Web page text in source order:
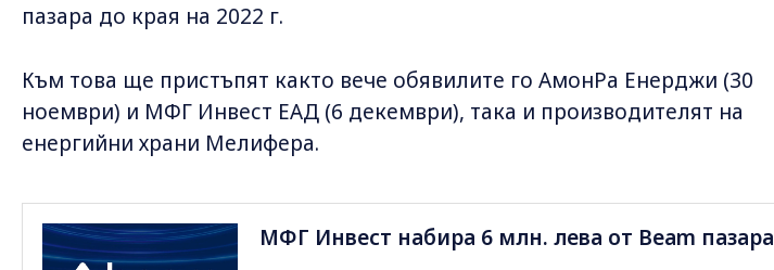
пазара до края на 2022 г.
Към това ще пристъпят както вече обявилите го АмонРа Енерджи (30
ноември) и МФГ Инвест ЕАД (6 декември), така и производителят на
енергийни храни Мелифера.
МФГ Инвест набира 6 млн. лева от Beam пазара